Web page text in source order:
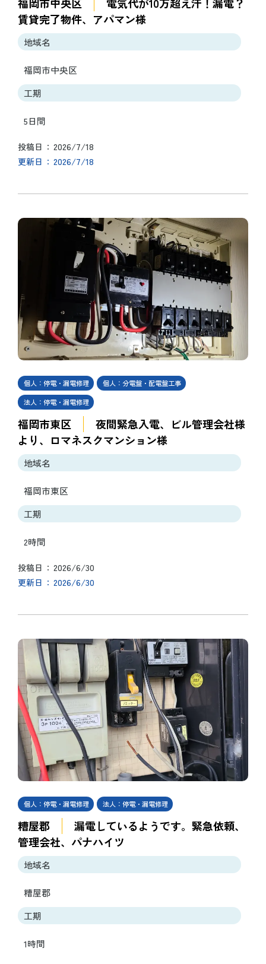
福岡市中央区
電気代が10万超え汗！漏電？
賃貸完了物件、アパマン様
地域名
福岡市中央区
工期
5日間
投稿日 2026/7/18
更新日 2026/7/18
個人：停電・漏電修理
個人：分電盤・配電盤工事
法人：停電・漏電修理
福岡市東区
夜間緊急入電、ビル管理会社様
より、ロマネスクマンション様
地域名
福岡市東区
工期
2時間
投稿日 2026/6/30
更新日 2026/6/30
個人：停電・漏電修理 法人：停電・漏電修理
糟屋郡
漏電しているようです。緊急依頼、
管理会社、パナハイツ
地域名
糟屋郡
工期
1時間